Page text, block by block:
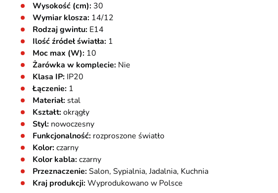
Wysokość (cm): 30
Wymiar klosza: 14/12
Rodzaj gwintu: E14
Ilość źródeł światła: 1
Moc max (W): 10
Żarówka w komplecie: Nie
Klasa IP: IP20
Łączenie: 1
Materiał: stal
Kształt:okrągły
Styl: nowoczesny
Funkcjonalność: rozproszone światło
Kolor:czarny
Kolor kabla:czarny
Przeznaczenie:Salon, Sypialnia, Jadalnia, Kuchnia
Kraj produkcji:Wyprodukowano w Polsce